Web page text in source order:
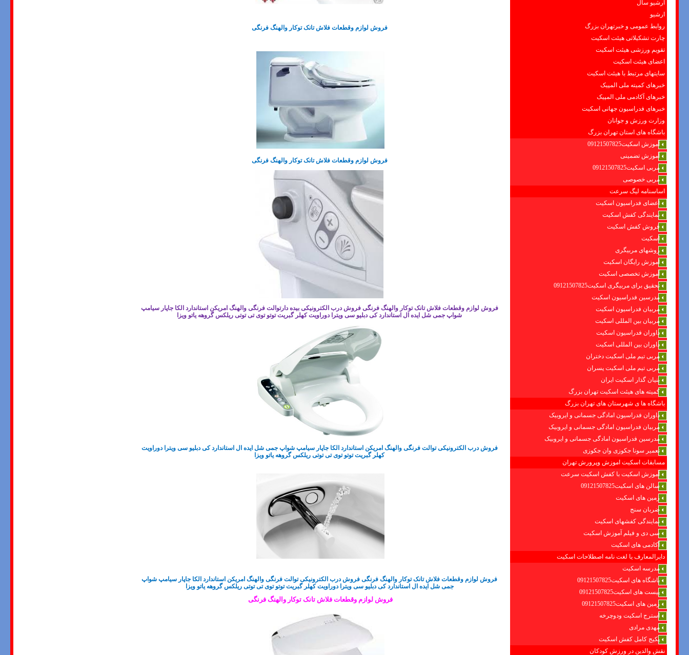
ارشیو سال
ارشیو
روابط عمومی و خبرتهران بزرگ
چارت تشکیلاتی هیئت اسکیت
تقویم ورزشی هیئت اسکیت
اعضای هیئت اسکیت
سایتهای مرتبط با هیئت اسکیت
خبرهای کمیته ملی المپیک
خبرهای آکادمی ملی المپیک
خبرهای فدراسیون جهانی اسکیت
وزارت ورزش و جوانان
باشگاه های استان تهران بزرگ
آموزش اسکیت09121507825
آموزش تضمینی
مربی اسکیت09121507825
مربی خصوصی
اساسنامه لیگ سرعت
اعضای فدراسیون اسکیت
نمایندگی کفش اسکیت
فروش کفش اسکیت
اسکیت
روشهای مربیگری
اموزش رایگان اسکیت
آموزش تخصصی اسکیت
تحقیق برای مربیگری اسکیت09121507825
مدرسین فدراسیون اسکیت
مربیان فدراسیون اسکیت
مربیان بین المللی اسکیت
داوران فدراسیون اسکیت
داوران بین المللی اسکیت
مربی تیم ملی اسکیت دختران
مربی تیم ملی اسکیت پسران
بنیان گذار اسکیت ایران
کمیته های هیئت اسکیت تهران بزرگ
باشگاه ها ی شهرستان های تهران بزرگ
داوران فدراسیون امادگی جسمانی و ایروبیک
مربیان فدراسیون امادگی جسمانی و ایروبیک
مدرسین فدراسیون امادگی جسمانی و ایروبیک
تعمیر سونا جکوزی وان جکوزی
مسابقات اسکیت اموزش وپرورش تهران
آموزش اسکیت با کفش اسکیت سرعت
سالن های اسکیت09121507825
زمین های اسکیت
ضربان سنج
نمایندگی کفشهای اسکیت
سی دی و فیلم آموزش اسکیت
آکادمی های اسکیت
دایرالمعارف یا لغت نامه اصطلاحات اسکیت
مدرسه اسکیت
باشگاه های اسکیت09121507825
پیست های اسکیت09121507825
زمین های اسکیت09121507825
استرج اسکیت ودوچرخه
مهدی مرادی
پکیج کامل کفش اسکیت
نقش والدین در ورزش کودکان
فروش لوازم وقطعات فلاش تانک توکار والهنگ فرنگی
فروش لوازم وقطعات فلاش تانک توکار والهنگ فرنگی
فروش لوازم وقطعات فلاش تانک توکار والهنگ فرنگی فروش درب الکترونیکی بیده دارتوالت فرنگی والهنگ امریکن استاندارد الکا جاپار سیامپ
شواپ جمی شل ایده ال استاندارد کی دبلیو سی ویترا دوراویت کهلر گبریت توتو توی تی توتی ریلکس گروهه یاتو ویزا
فروش درب الکترونیکی توالت فرنگی والهنگ امریکن استاندارد الکا جاپار سیامپ شواپ جمی شل ایده ال استاندارد کی دبلیو سی ویترا دوراویت
کهلر گبریت توتو توی تی توتی ریلکس گروهه یاتو ویزا
فروش لوازم وقطعات فلاش تانک توکار والهنگ فرنگی فروش درب الکترونیکی توالت فرنگی والهنگ امریکن استاندارد الکا جاپار سیامپ شواپ
جمی شل ایده ال استاندارد کی دبلیو سی ویترا دوراویت کهلر گبریت توتو توی تی توتی ریلکس گروهه یاتو ویزا
فروش لوازم وقطعات فلاش تانک توکار والهنگ فرنگی